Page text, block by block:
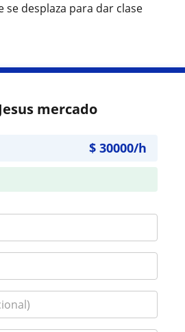
se desplaza para dar clase
mercado
$ 30000/h